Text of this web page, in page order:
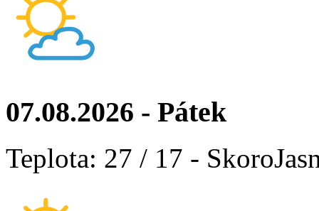
07.08.2026 - Pátek
Teplota: 27 / 17 -